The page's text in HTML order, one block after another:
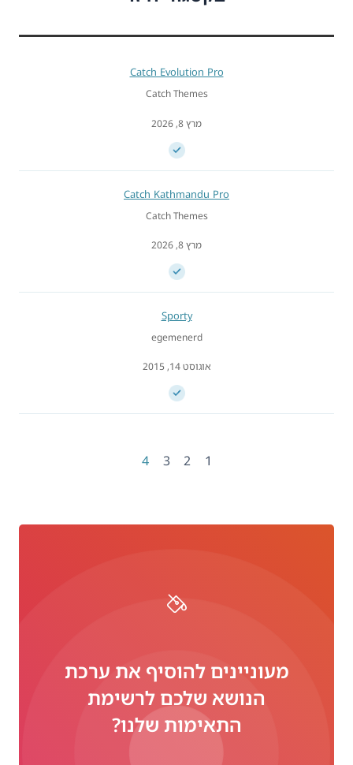
Catch Evolution Pro
Catch Themes
מרץ 8, 2026
Catch Kathmandu Pro
Catch Themes
מרץ 8, 2026
Sporty
egemenerd
אוגוסט 14, 2015
1
2
3
4
מעוניינים להוסיף את ערכת
הנושא שלכם לרשימת
התאימות שלנו?